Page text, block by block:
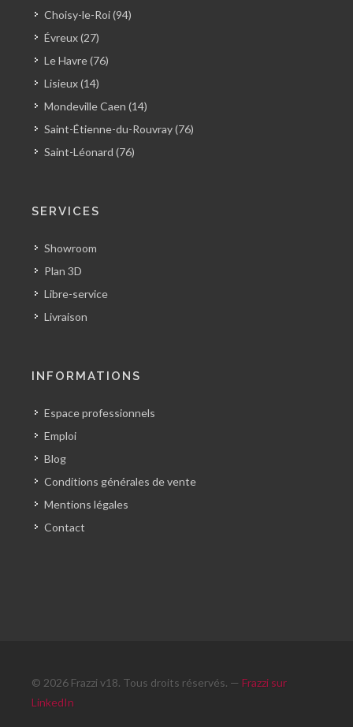
Choisy-le-Roi (94)
Évreux (27)
Le Havre (76)
Lisieux (14)
Mondeville Caen (14)
Saint-Étienne-du-Rouvray (76)
Saint-Léonard (76)
SERVICES
Showroom
Plan 3D
Libre-service
Livraison
INFORMATIONS
Espace professionnels
Emploi
Blog
Conditions générales de vente
Mentions légales
Contact
© 2026 Frazzi v18. Tous droits réservés. — Frazzi sur
LinkedIn